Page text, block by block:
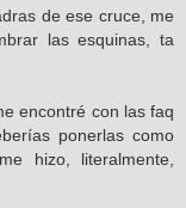
de ese cruce, me
las esquinas, ta
encontré con las faq
ponerlas como
hizo, literalmente,